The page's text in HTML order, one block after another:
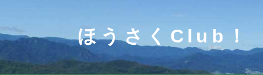
ほうさくClub！